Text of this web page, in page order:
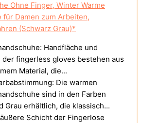
Ohne Finger, Winter Warme
für Damen zum Arbeiten,
(Schwarz Grau)*
Handfläche und
der fingerless gloves bestehen aus
Material, die...
Die warmen
sind in den Farben
Grau erhältlich, die klassisch...
Schicht der Fingerlose